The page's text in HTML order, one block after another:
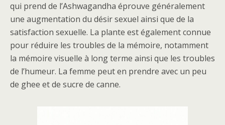
qui prend de l’Ashwagandha éprouve généralement
une augmentation du désir sexuel ainsi que de la
satisfaction sexuelle. La plante est également connue
pour réduire les troubles de la mémoire, notamment
la mémoire visuelle à long terme ainsi que les troubles
de l’humeur. La femme peut en prendre avec un peu
de ghee et de sucre de canne.